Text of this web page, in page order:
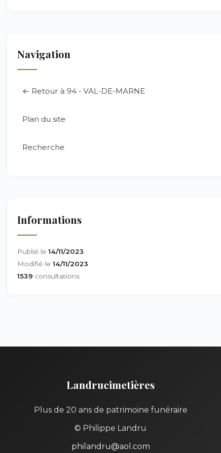
Navigation
← Retour à 94 - VAL-DE-MARNE
Plan du site
Recherche
Informations
Publié le 14/11/2023
Modifié le 14/11/2023
1539 consultations
Landrucimetières
Plus de 20 ans de patrimoine funéraire
© Philippe Landru
philandru@aol.com